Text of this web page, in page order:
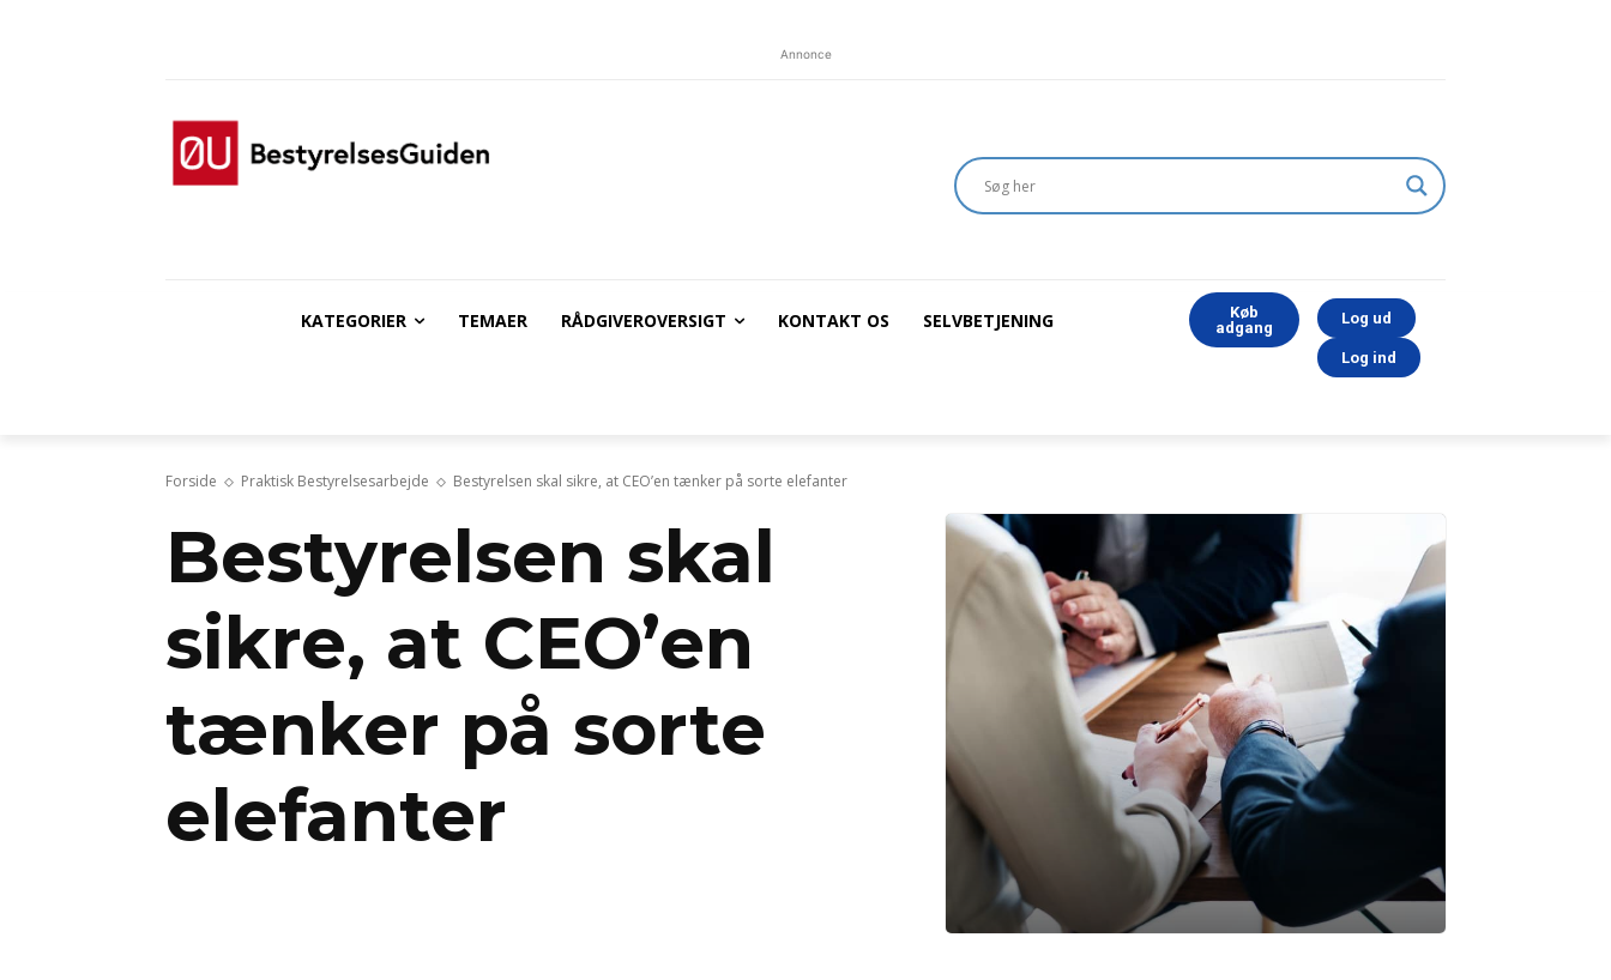
Annonce
KATEGORIER TEMAER RÅDGIVEROVERSIGT KONTAKT OS SELVBETJENING
Køb
adgang
Log ud
Log ind
Forside Praktisk Bestyrelsesarbejde Bestyrelsen skal sikre, at CEO’en tænker på sorte elefanter
Bestyrelsen skal
sikre, at CEO’en
tænker på sorte
elefanter